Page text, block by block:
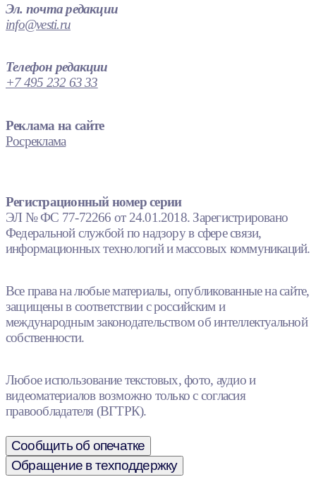
Эл. почта редакции
info@vesti.ru
Телефон редакции
+7 495 232 63 33
Реклама на сайте
Росреклама
Регистрационный номер серии
ЭЛ № ФС 77-72266 от 24.01.2018. Зарегистрировано
Федеральной службой по надзору в сфере связи,
информационных технологий и массовых коммуникаций.
Все права на любые материалы, опубликованные на сайте,
защищены в соответствии с российским и
международным законодательством об интеллектуальной
собственности.
Любое использование текстовых, фото, аудио и
видеоматериалов возможно только с согласия
правообладателя (ВГТРК).
Сообщить об опечатке
Обращение в техподдержку